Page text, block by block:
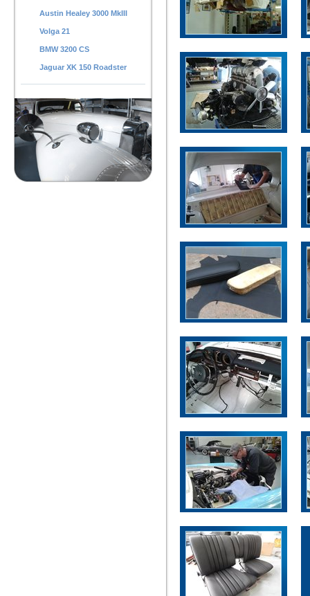
Austin Healey 3000 MkIII
Volga 21
BMW 3200 CS
Jaguar XK 150 Roadster